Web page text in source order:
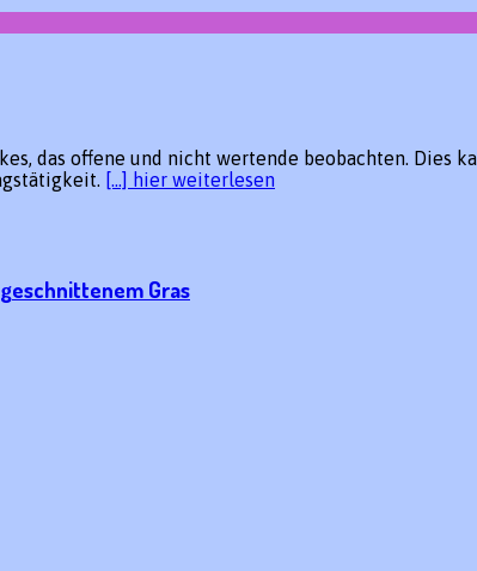
das offene und nicht wertende beobachten. Dies
[…] hier weiterlesen
Gras